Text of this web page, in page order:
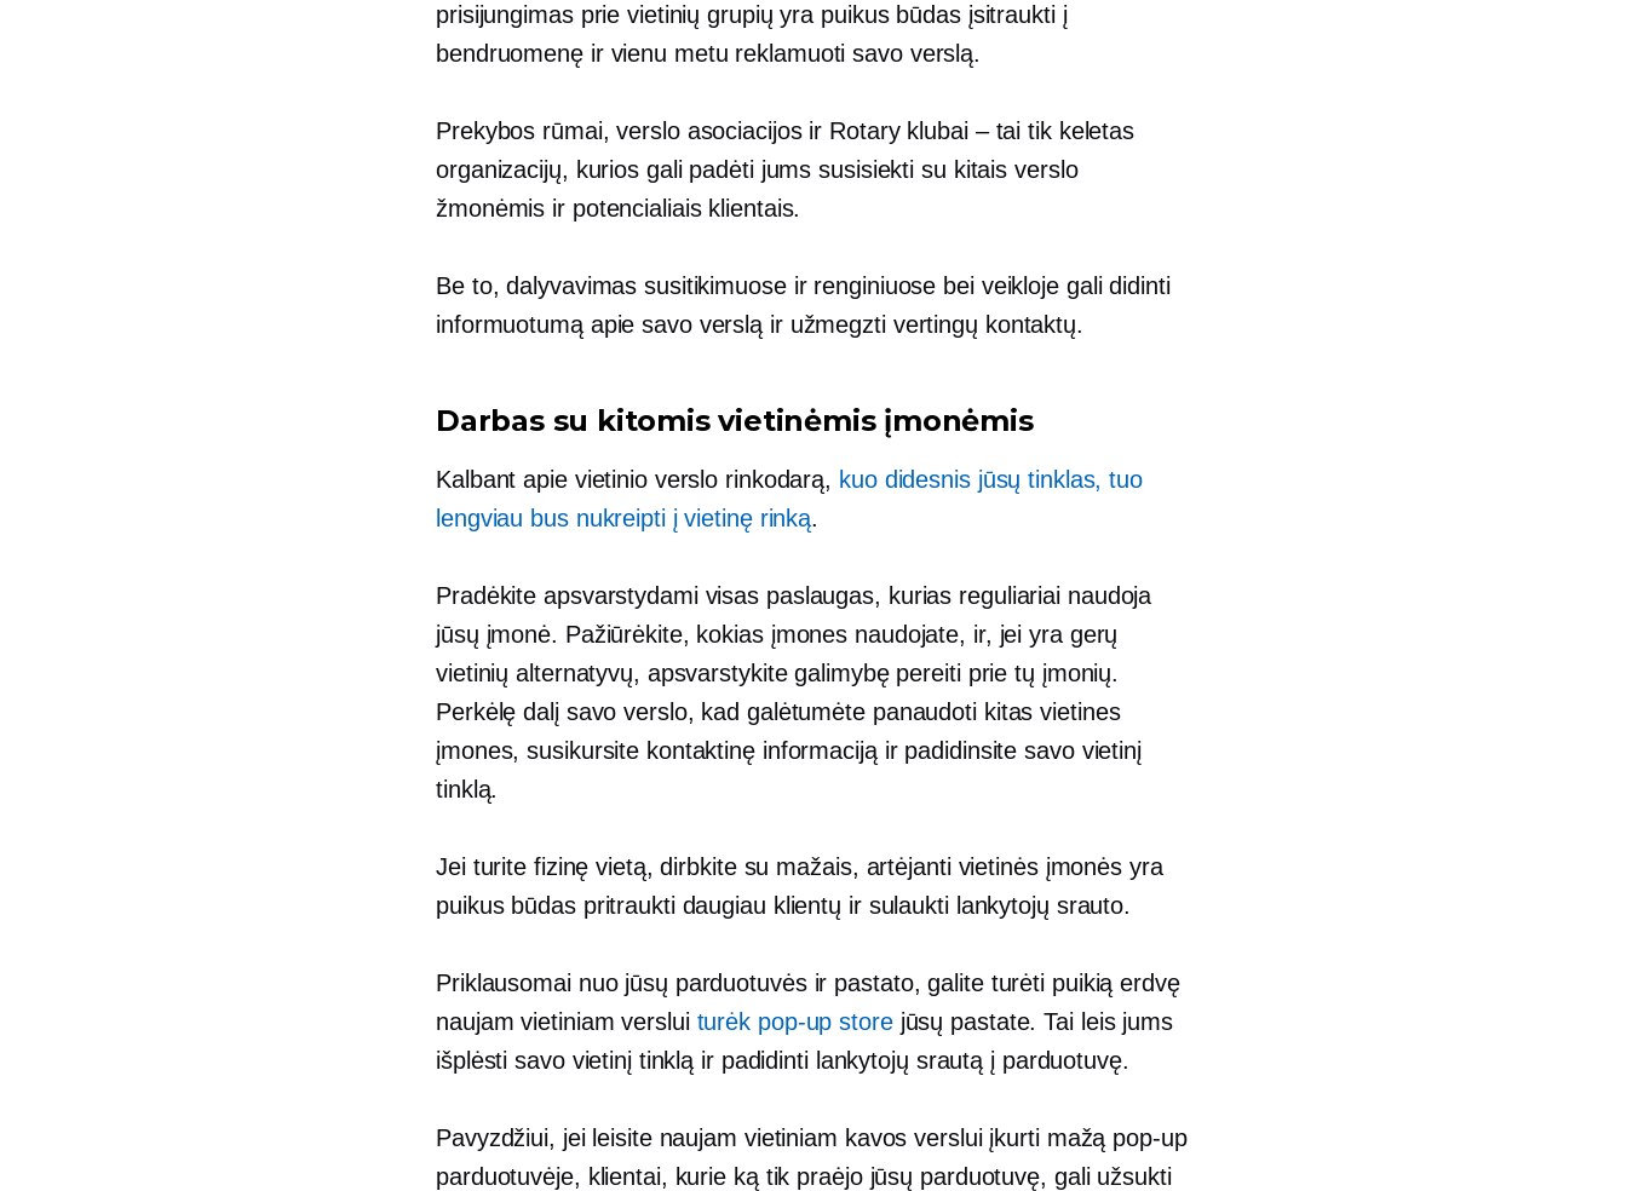
prisijungimas prie vietinių grupių yra puikus būdas įsitraukti į
bendruomenę ir vienu metu reklamuoti savo verslą.
Prekybos rūmai, verslo asociacijos ir Rotary klubai – tai tik keletas
organizacijų, kurios gali padėti jums susisiekti su kitais verslo
žmonėmis ir potencialiais klientais.
Be to, dalyvavimas susitikimuose ir renginiuose bei veikloje gali didinti
informuotumą apie savo verslą ir užmegzti vertingų kontaktų.
Darbas su kitomis vietinėmis įmonėmis
Kalbant apie vietinio verslo rinkodarą, kuo didesnis jūsų tinklas, tuo
lengviau bus nukreipti į vietinę rinką.
Pradėkite apsvarstydami visas paslaugas, kurias reguliariai naudoja
jūsų įmonė. Pažiūrėkite, kokias įmones naudojate, ir, jei yra gerų
vietinių alternatyvų, apsvarstykite galimybę pereiti prie tų įmonių.
Perkėlę dalį savo verslo, kad galėtumėte panaudoti kitas vietines
įmones, susikursite kontaktinę informaciją ir padidinsite savo vietinį
tinklą.
Jei turite fizinę vietą, dirbkite su mažais, artėjantivietinės įmonės yra
puikus būdas pritraukti daugiau klientų ir sulaukti lankytojų srauto.
Priklausomai nuo jūsų parduotuvės ir pastato, galite turėti puikią erdvę
naujam vietiniam verslui turėk pop-up storejūsų pastate. Tai leis jums
išplėsti savo vietinį tinklą ir padidinti lankytojų srautą į parduotuvę.
Pavyzdžiui, jei leisite naujam vietiniam kavos verslui įkurti mažą pop-up
parduotuvėje, klientai, kurie ką tik praėjo jūsų parduotuvę, gali užsukti